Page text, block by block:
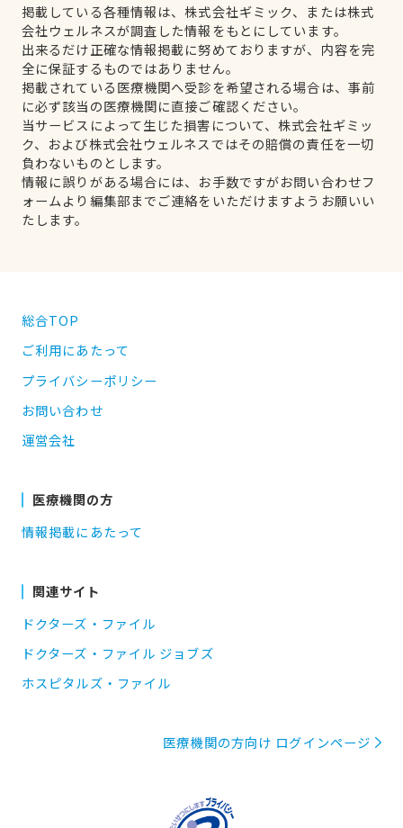
掲載している各種情報は、株式会社ギミック、または株式
会社ウェルネスが調査した情報をもとにしています。
出来るだけ正確な情報掲載に努めておりますが、内容を完
全に保証するものではありません。
掲載されている医療機関へ受診を希望される場合は、事前
に必ず該当の医療機関に直接ご確認ください。
当サービスによって生じた損害について、株式会社ギミッ
ク、および株式会社ウェルネスではその賠償の責任を一切
負わないものとします。
情報に誤りがある場合には、お手数ですがお問い合わせフ
ォームより編集部までご連絡をいただけますようお願いい
たします。
総合TOP
ご利用にあたって
プライバシーポリシー
お問い合わせ
運営会社
医療機関の方
情報掲載にあたって
関連サイト
ドクターズ・ファイル
ドクターズ・ファイル ジョブズ
ホスピタルズ・ファイル
医療機関の方向け ログインページ